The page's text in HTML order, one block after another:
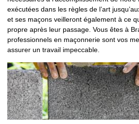
exécutées dans les règles de l’art
et ses maçons veilleront également à ce
propre après leur passage. Vous êtes à
professionnels en maçonnerie sont vos
assurer un travail impeccable.